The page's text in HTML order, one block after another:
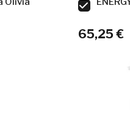
65,25 €